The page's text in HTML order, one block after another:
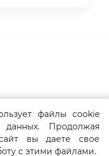
файлы cookie
Продолжая
сайт вы даете свое
с этими файлами.